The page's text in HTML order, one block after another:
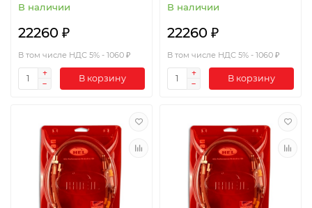
В наличии
22260 ₽
В том числе НДС 5% - 1060 ₽
В корзину
В наличии
22260 ₽
В том числе НДС 5% - 1060 ₽
В корзину